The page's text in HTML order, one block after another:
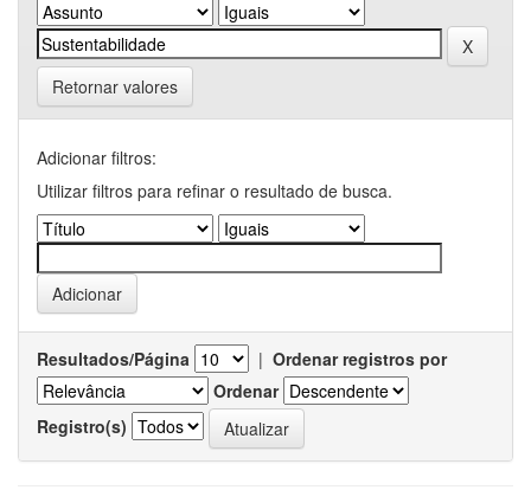
Retornar valores
Adicionar filtros:
Utilizar filtros para refinar o resultado de busca.
Resultados/Página | Ordenar registros por
Ordenar
Registro(s)